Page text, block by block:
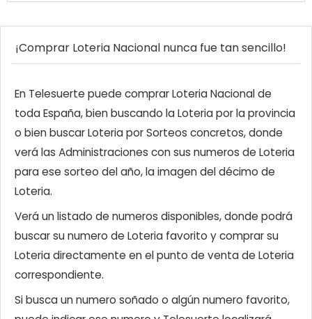
¡Comprar Loteria Nacional nunca fue tan sencillo!
En Telesuerte puede comprar Loteria Nacional de
toda España, bien buscando la Loteria por la provincia
o bien buscar Loteria por Sorteos concretos, donde
verá las Administraciones con sus numeros de Loteria
para ese sorteo del año, la imagen del décimo de
Loteria.
Verá un listado de numeros disponibles, donde podrá
buscar su numero de Loteria favorito y comprar su
Loteria directamente en el punto de venta de Loteria
correspondiente.
Si busca un numero soñado o algún numero favorito,